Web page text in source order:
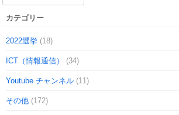
カテゴリー
2022選挙 (18)
ICT（情報通信） (34)
Youtube チャンネル (11)
その他 (172)